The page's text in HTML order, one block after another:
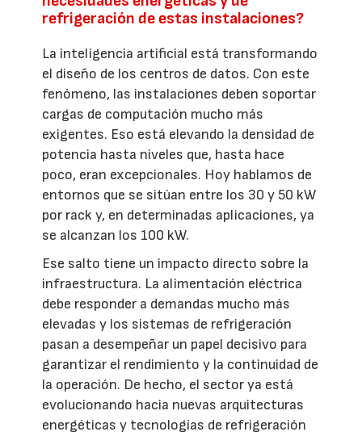
refrigeración de estas instalaciones?
La inteligencia artificial está transformando
el diseño de los centros de datos. Con este
fenómeno, las instalaciones deben soportar
cargas de computación mucho más
exigentes. Eso está elevando la densidad de
potencia hasta niveles que, hasta hace
poco, eran excepcionales. Hoy hablamos de
entornos que se sitúan entre los 30 y 50 kW
por rack y, en determinadas aplicaciones, ya
se alcanzan los 100 kW.
Ese salto tiene un impacto directo sobre la
infraestructura. La alimentación eléctrica
debe responder a demandas mucho más
elevadas y los sistemas de refrigeración
pasan a desempeñar un papel decisivo para
garantizar el rendimiento y la continuidad de
la operación. De hecho, el sector ya está
evolucionando hacia nuevas arquitecturas
energéticas y tecnologías de refrigeración